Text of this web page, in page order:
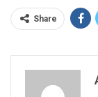
Share